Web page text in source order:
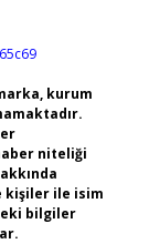
kurum
niteliği
kişiler ile isim
bilgiler